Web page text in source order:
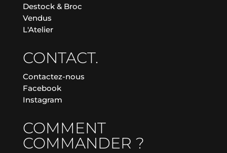
Destock & Broc
Vendus
L'Atelier
CONTACT.
Contactez-nous
Facebook
Instagram
COMMENT
COMMANDER ?